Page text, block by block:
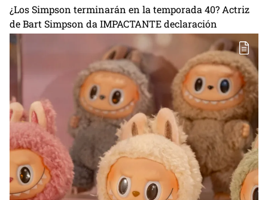
¿Los Simpson terminarán en la temporada 40? Actriz
de Bart Simpson da IMPACTANTE declaración